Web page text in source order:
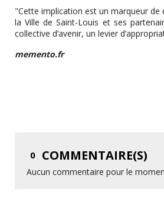
"Cette implication est un marqueur de
la Ville de Saint-Louis et ses
collective d’avenir, un levier
memento.fr
0 COMMENTAIRE(S)
Aucun commentaire pour le